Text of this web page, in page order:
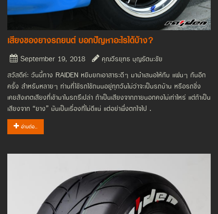
เสียงของยางรถยนต์ บอกปัญหาอะไรได้บ้าง?
September 19, 2018
คุณวีรยุทธ บุญรัตนะชัย
สวัสดีค่ะ วันนี้ทาง RAIDEN หยิบยกเอาสาระดีๆ มานำเสนอให้กับ แฟนๆ กันอีก
ครั้ง สำหรับหลายๆ ท่านที่ใช้รถใช้ถนนอยู่ทุกวันไม่ว่าจะเป็นรถบ้าน หรือรถซิ่ง
เคยสังเกตเสียงที่เข้ามาในรถรึเปล่า ถ้าเป็นเสียงจากภายนอกคงไม่เท่าไหร่ แต่ถ้าเป็น
เสียงจาก “ยาง” มันเป็นเรื่องที่ไม่ดีแน่ แต่อย่าพึ่งตกใจไป .
อ่านต่อ..